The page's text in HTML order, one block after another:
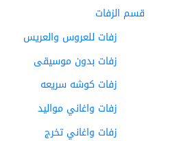
قسم الزفات
زفات للعروس والعريس
زفات بدون موسيقى
زفات كوشه سريعه
زفات واغاني مواليد
زفات واغاني تخرج